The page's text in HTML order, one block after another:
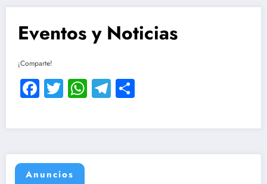
Eventos y Noticias
¡Comparte!
Facebook
TwitterWhatsApp
Telegram
Anuncios